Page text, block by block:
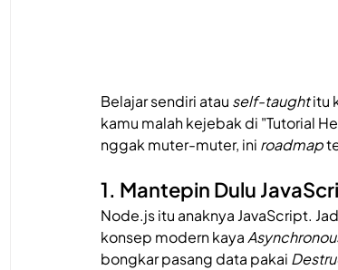
Belajar sendiri atau self-taught itu
kamu malah kejebak di "Tutorial
nggak muter-muter, ini roadmap
1. Mantepin Dulu
Node.js itu anaknya JavaScript.
konsep modern kaya
bongkar pasang data pakai